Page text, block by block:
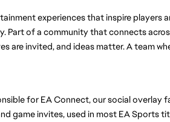
experiences that inspire players
Part of a community that connects
are invited, and ideas matter. A team
for EA Connect, our social overlay
game invites, used in most EA Sports